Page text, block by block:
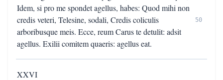
Idem, si pro me spondet agellus, habes: Quod mihi non
credis veteri, Telesine, sodali, Credis coliculis
arboribusque meis. Ecce, reum Carus te detulit: adsit
agellus. Exilii comitem quaeris: agellus eat.
50
XXVI